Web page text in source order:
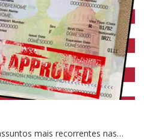
mais recorrentes nas…